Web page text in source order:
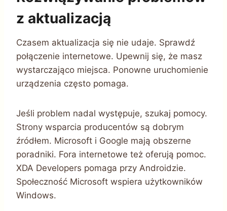
z aktualizacją
Czasem aktualizacja się nie udaje. Sprawdź
połączenie internetowe. Upewnij się, że masz
wystarczająco miejsca. Ponowne uruchomienie
urządzenia często pomaga.
Jeśli problem nadal występuje, szukaj pomocy.
Strony wsparcia producentów są dobrym
źródłem. Microsoft i Google mają obszerne
poradniki. Fora internetowe też oferują pomoc.
XDA Developers pomaga przy Androidzie.
Społeczność Microsoft wspiera użytkowników
Windows.